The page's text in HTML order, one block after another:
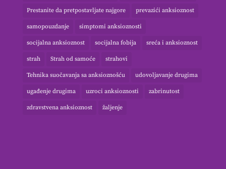
Prestanite da pretpostavljate najgore prevazići anksioznost
samopouzdanje simptomi anksioznosti
socijalna anksioznost socijalna fobija sreća i anksioznost
strah Strah od samoće strahovi
Tehnika suočavanja sa anksioznošću udovoljavanje drugima
ugađenje drugima uzroci anksioznosti zabrinutost
zdravstvena anksioznost žaljenje